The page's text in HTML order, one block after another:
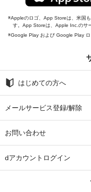
Appleのロゴ、App Storeは、米国
す。App Storeは、Apple Inc.のサ
Google Play および Google Play ロ
はじめての方へ
メールサービス登録/解除
お問い合わせ
dアカウントログイン